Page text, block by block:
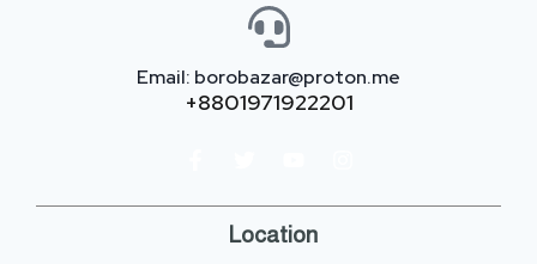
Email: borobazar@proton.me
+8801971922201
Location